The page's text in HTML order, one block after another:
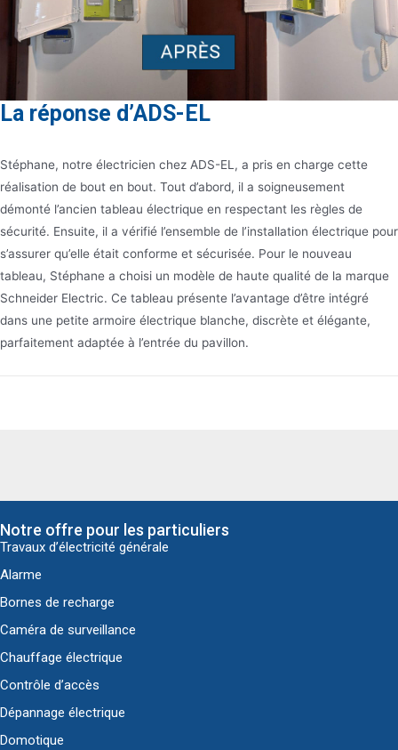
La réponse d’ADS-EL
Stéphane, notre électricien chez ADS-EL, a pris en charge cette
réalisation de bout en bout. Tout d’abord, il a soigneusement
démonté l’ancien tableau électrique en respectant les règles de
sécurité. Ensuite, il a vérifié l’ensemble de l’installation électrique pour
s’assurer qu’elle était conforme et sécurisée. Pour le nouveau
tableau, Stéphane a choisi un modèle de haute qualité de la marque
Schneider Electric. Ce tableau présente l’avantage d’être intégré
dans une petite armoire électrique blanche, discrète et élégante,
parfaitement adaptée à l’entrée du pavillon.
Notre offre pour les particuliers
Travaux d’électricité générale
Alarme
Bornes de recharge
Caméra de surveillance
Chauffage électrique
Contrôle d’accès
Dépannage électrique
Domotique